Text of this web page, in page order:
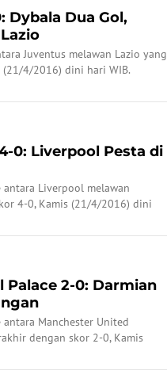
Dybala Dua Gol,
Juventus melawan Lazio yang
(21/4/2016) dini hari WIB.
0: Liverpool Pesta di
Liverpool melawan
4-0, Kamis (21/4/2016) dini
Palace 2-0: Darmian
Manchester United
dengan skor 2-0, Kamis